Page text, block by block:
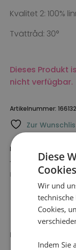
Kvalitet 2: 100%
Tvättråd: 30°
Dieses Produkt
nicht verfügbar.
Artikelnummer:
Zur
BESCHREIBUNG
LIEFERUNG
Blus med detaljer i
Diese
Wir und
Cookies,
Indem Sie